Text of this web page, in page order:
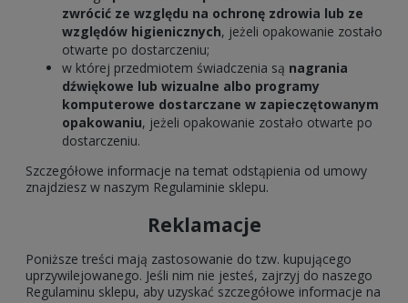
zwrócić ze względu na ochronę zdrowia lub ze
względów higienicznych, jeżeli opakowanie zostało
otwarte po dostarczeniu;
w której przedmiotem świadczenia są nagrania
dźwiękowe lub wizualne albo programy
komputerowe dostarczane w zapieczętowanym
opakowaniu, jeżeli opakowanie zostało otwarte po
dostarczeniu.
Szczegółowe informacje na temat odstąpienia od umowy
znajdziesz w naszym Regulaminie sklepu.
Reklamacje
Poniższe treści mają zastosowanie do tzw. kupującego
uprzywilejowanego. Jeśli nim nie jesteś, zajrzyj do naszego
Regulaminu sklepu, aby uzyskać szczegółowe informacje na